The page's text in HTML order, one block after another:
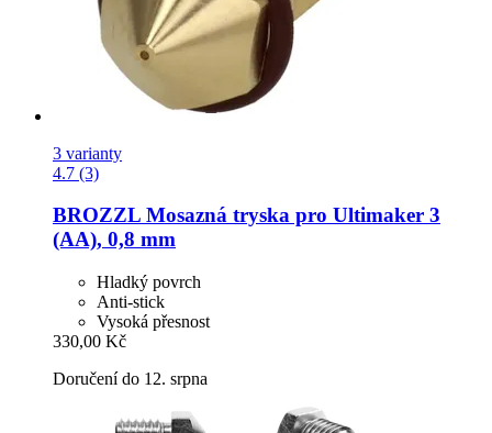
3 varianty
4.7 (3)
BROZZL Mosazná tryska pro Ultimaker 3
(AA), 0,8 mm
Hladký povrch
Anti-stick
Vysoká přesnost
330,00 Kč
Doručení do 12. srpna